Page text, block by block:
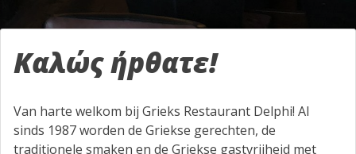
Καλώς ήpθατε!
Van harte welkom bij Grieks Restaurant Delphi! Al
sinds 1987 worden de Griekse gerechten, de
traditionele smaken en de Griekse gastvrijheid met